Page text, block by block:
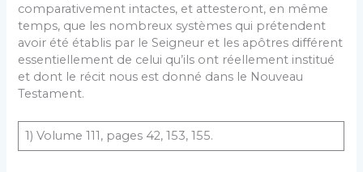
comparative­ment intactes, et attesteront, en même
temps, que les nombreux systèmes qui prétendent
avoir été établis par le Seigneur et les apôtres différent
essentiellement de celui qu’ils ont réellement institué
et dont le récit nous est donné dans le Nouveau
Testament.
1) Volume 111, pages 42, 153, 155.